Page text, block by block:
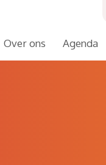
Over ons Agenda